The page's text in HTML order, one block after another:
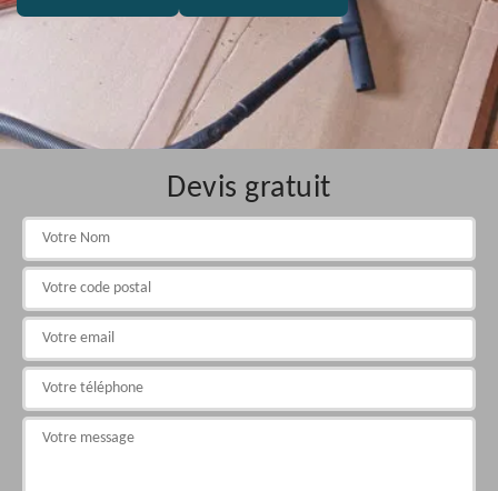
Devis gratuit